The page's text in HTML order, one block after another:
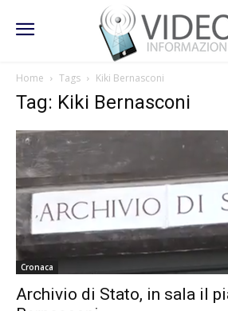
Home Tags Kiki Bernasconi
Tag: Kiki Bernasconi
Cronaca
Archivio di Stato, in sala il